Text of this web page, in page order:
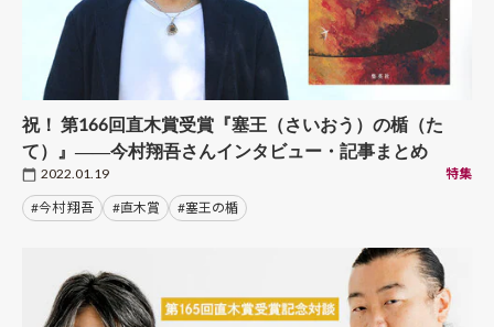
祝！ 第166回直木賞受賞『塞王（さいおう）の楯（た
て）』――今村翔吾さんインタビュー・記事まとめ
2022.01.19 特集
#今村 翔吾 #直木賞 #塞王の楯